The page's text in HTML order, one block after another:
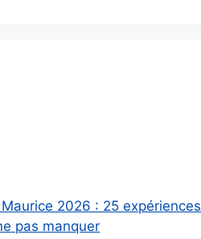
2026 : 25 expériences
pas manquer